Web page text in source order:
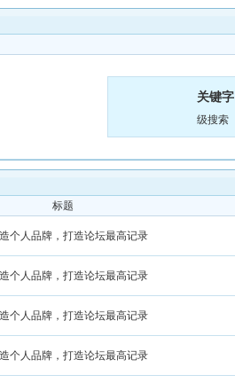
关键字
级搜索
标题
个人品牌，打造论坛最高记录
个人品牌，打造论坛最高记录
个人品牌，打造论坛最高记录
个人品牌，打造论坛最高记录